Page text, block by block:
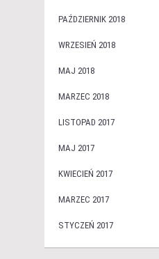
PAŹDZIERNIK 2018
WRZESIEŃ 2018
MAJ 2018
MARZEC 2018
LISTOPAD 2017
MAJ 2017
KWIECIEŃ 2017
MARZEC 2017
STYCZEŃ 2017